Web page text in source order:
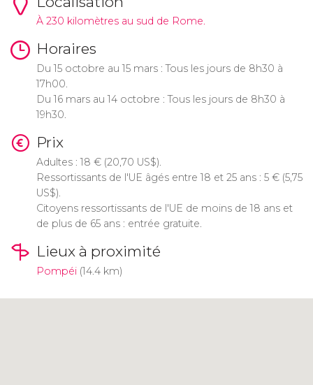
À 230 kilomètres au sud de Rome.
Horaires
Du 15 octobre au 15 mars : Tous les jours de 8h30 à
17h00.
Du 16 mars au 14 octobre : Tous les jours de 8h30 à
19h30.
Prix
Adultes : 18 €(20,70 US$).
Ressortissants de l'UE âgés entre 18 et 25 ans : 5 €(5,75
US$).
Citoyens ressortissants de l'UE de moins de 18 ans et
de plus de 65 ans : entrée gratuite.
Lieux à proximité
Pompéi(14.4 km)